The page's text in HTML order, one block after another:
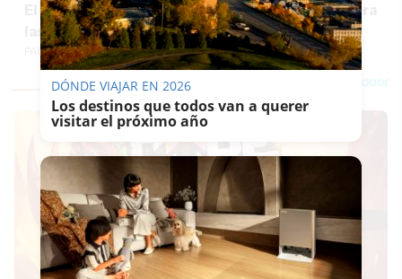
El patrimonio urbano histórico de Jerez recupera
las marquesinas de forja de Esteve
PACO SÁNCHEZ MÚGICA
DÓNDE VIAJAR EN 2026
Los destinos que todos van a querer
visitar el próximo año